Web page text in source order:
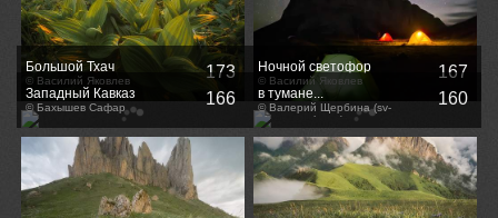
Большой Тхач
© Василий Яковлев 173 Ночной светофор
© Василий Яковлев 167
Западный Кавказ
© Бахышев Сафар 166 в тумане...
© Валерий Щербина (sv-
phototravel.com)
160